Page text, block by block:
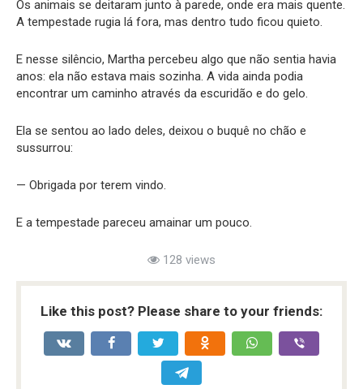
Os animais se deitaram junto à parede, onde era mais quente.
A tempestade rugia lá fora, mas dentro tudo ficou quieto.
E nesse silêncio, Martha percebeu algo que não sentia havia
anos: ela não estava mais sozinha. A vida ainda podia
encontrar um caminho através da escuridão e do gelo.
Ela se sentou ao lado deles, deixou o buquê no chão e
sussurrou:
— Obrigada por terem vindo.
E a tempestade pareceu amainar um pouco.
128 views
Like this post? Please share to your friends: